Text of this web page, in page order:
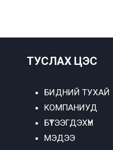
ТУСЛАХ ЦЭС
БИДНИЙ ТУХАЙ
КОМПАНИУД
БҮТЭЭГДЭХҮҮН
МЭДЭЭ